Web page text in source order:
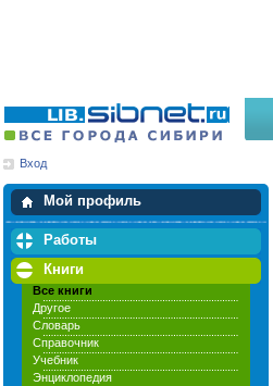
Вход
Мой профиль
Мои закладки
Работы
Книги
Все книги
Другое
Словарь
Справочник
Учебник
Энциклопедия